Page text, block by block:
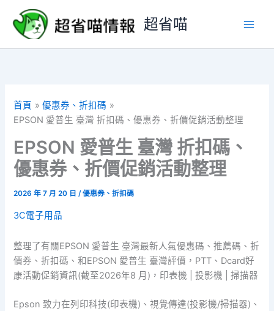
要
超省喵
首頁
優惠券、折扣碼
EPSON 愛普生 臺灣 折扣碼、優惠券、折價促銷活動整理
EPSON 愛普生 臺灣 折扣碼、
優惠券、折價促銷活動整理
2026 年 7 月 20 日/優惠券、折扣碼
3C電子用品
整理了有關EPSON 愛普生 臺灣最新人氣優惠碼、推薦碼、折
價券、折扣碼、和EPSON 愛普生 臺灣評價，PTT、Dcard好
康活動促銷資訊(截至2026年8 月)，印表機 | 投影機 | 掃描器
Epson 致力在列印科技(印表機)、視覺傳達(投影機/掃描器)、